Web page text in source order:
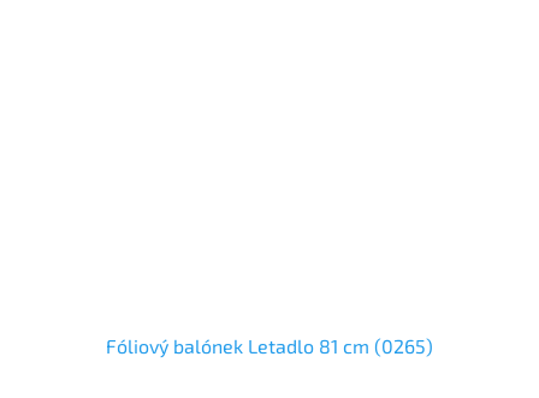
Fóliový balónek Letadlo 81 cm (0265)